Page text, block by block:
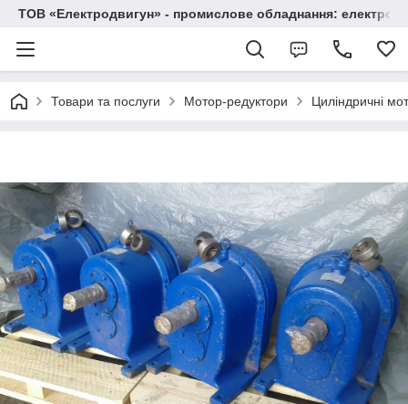
ТОВ «Електродвигун» - промислове обладнання:
Товари та послуги Мотор-редуктори Циліндричні